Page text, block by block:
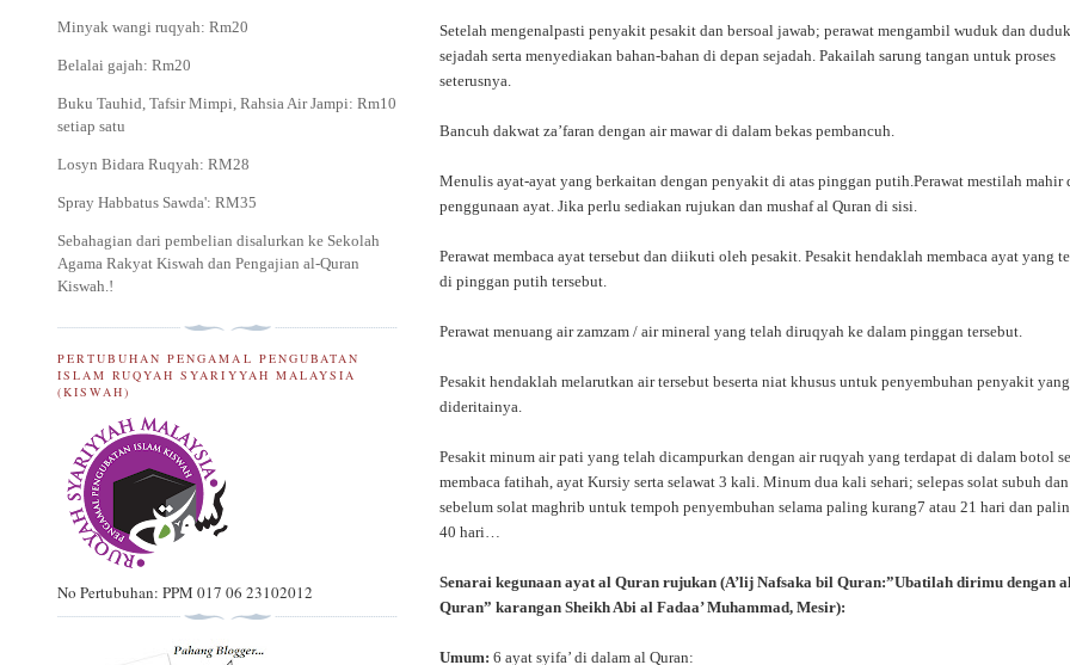
Setelah mengenalpasti penyakit pesakit dan bersoal jawab; perawat mengambil wuduk dan
sejadah serta menyediakan bahan-bahan di depan sejadah. Pakailah sarung tangan untuk proses
seterusnya.
Bancuh dakwat za’faran dengan air mawar di dalam bekas pembancuh.
Menulis ayat-ayat yang berkaitan dengan penyakit di atas pinggan putih.Perawat mestilah mahir
penggunaan ayat. Jika perlu sediakan rujukan dan mushaf al Quran di sisi.
Perawat membaca ayat tersebut dan diikuti oleh pesakit. Pesakit hendaklah membaca ayat yang
di pinggan putih tersebut.
Perawat menuang air zamzam / air mineral yang telah diruqyah ke dalam pinggan tersebut.
Pesakit hendaklah melarutkan air tersebut beserta niat khusus untuk penyembuhan penyakit yang
dideritainya.
Pesakit minum air pati yang telah dicampurkan dengan air ruqyah yang terdapat di dalam botol
membaca fatihah, ayat Kursiy serta selawat 3 kali. Minum dua kali sehari; selepas solat subuh dan
sebelum solat maghrib untuk tempoh penyembuhan selama paling kurang7 atau 21 hari dan
40 hari…
Senarai kegunaan ayat al Quran rujukan (A’lij Nafsaka bil Quran:”Ubatilah dirimu dengan al
Quran” karangan Sheikh Abi al Fadaa’ Muhammad, Mesir):
Umum: 6 ayat syifa’ di dalam al Quran:
Minyak wangi ruqyah: Rm20
Belalai gajah: Rm20
Buku Tauhid, Tafsir Mimpi, Rahsia Air Jampi: Rm10
setiap satu
Losyn Bidara Ruqyah: RM28
Spray Habbatus Sawda': RM35
Sebahagian dari pembelian disalurkan ke Sekolah
Agama Rakyat Kiswah dan Pengajian al-Quran
Kiswah.!
PERTUBUHAN PENGAMAL PENGUBATAN
ISLAM RUQYAH SYARIYYAH MALAYSIA
(KISWAH)
No Pertubuhan: PPM 017 06 23102012